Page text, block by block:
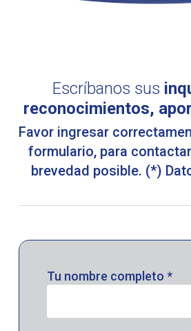
Escríbanos sus
reconocimientos,
Favor ingresar
formulario, para
brevedad posible. (*)
Tu nombre completo *